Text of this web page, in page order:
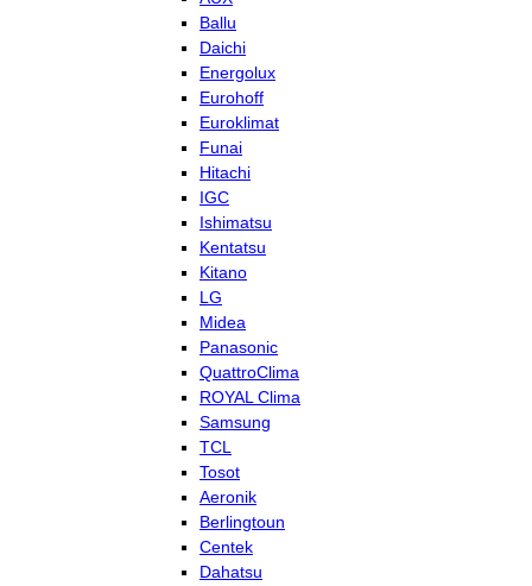
Ballu
Daichi
Energolux
Eurohoff
Euroklimat
Funai
Hitachi
IGC
Ishimatsu
Kentatsu
Kitano
LG
Midea
Panasonic
QuattroClima
ROYAL Clima
Samsung
TCL
Tosot
Aeronik
Berlingtoun
Centek
Dahatsu